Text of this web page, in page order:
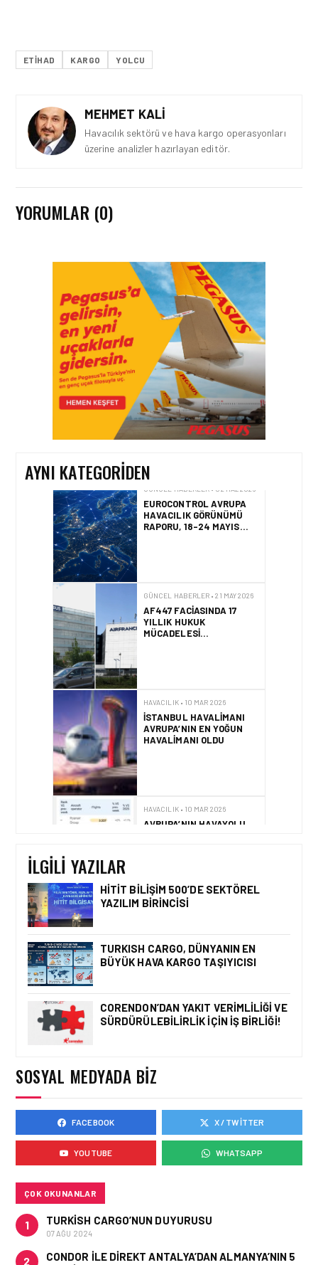
ETIHAD KARGO YOLCU
MEHMET KALI
Havacılık sektörü ve hava kargo operasyonları
üzerine analizler hazırlayan editör.
YORUMLAR (0)
AYNI KATEGORIDEN
GÜNCEL HABERLER • 22 TEM 2026
OKYANUSU KÜREK
ÇEKEREK AŞACAK İLK
TÜRK TAKIMINA GURUR
DOLU DESTEK!
GÜNCEL HABERLER • 12 HAZ 2026
AVRUPA KOMISYONU AB
HAVA EMNIYETI LISTESINI
GÜNCELLEDI
GÜNCEL HABERLER • 02 HAZ 2026
EUROCONTROL AVRUPA
HAVACILIK GÖRÜNÜMÜ
RAPORU, 18-24 MAYIS
GÜNCEL HABERLER • 21 MAY 2026
AF447 FACIASINDA 17
YILLIK HUKUK
MÜCADELESI
HAVACILIK • 10 MAR 2026
İSTANBUL HAVALIMANI
AVRUPA’NIN EN YOĞUN
HAVALIMANI OLDU
HAVACILIK • 10 MAR 2026
AVRUPA’NIN HAVAYOLU
ÇEKEREK AŞACAK İLK
TÜRK TAKIMINA GURUR
DOLU DESTEK!
GÜNCEL HABERLER • 12 HAZ 2026
GÜNCEL HABERLER • 02 HAZ 2026
EUROCONTROL AVRUPA
HAVACILIK GÖRÜNÜMÜ
RAPORU, 18-24 MAYIS
İLGILI YAZILAR
HITIT BILIŞIM 500’DE SEKTÖREL
YAZILIM BIRINCISI
TURKISH CARGO, DÜNYANIN EN
BÜYÜK HAVA KARGO TAŞIYICISI
CORENDON’DAN YAKIT VERIMLILIĞI VE
SÜRDÜRÜLEBILIRLIK IÇIN İŞ BIRLIĞI!
SOSYAL MEDYADA BIZ
FACEBOOK X / TWITTER
YOUTUBE WHATSAPP
ÇOK OKUNANLAR
1 TURKISH CARGO’NUN DUYURUSU
07 AĞU 2024
2
CONDOR ILE DIREKT ANTALYA’DAN ALMANYA’NIN 5